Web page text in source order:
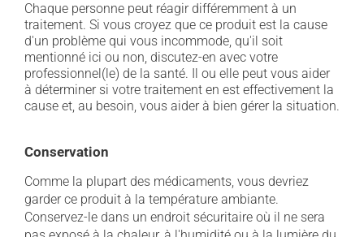
Chaque personne peut réagir différemment à un
traitement. Si vous croyez que ce produit est la cause
d'un problème qui vous incommode, qu'il soit
mentionné ici ou non, discutez-en avec votre
professionnel(le) de la santé. Il ou elle peut vous aider
à déterminer si votre traitement en est effectivement la
cause et, au besoin, vous aider à bien gérer la situation.
Conservation
Comme la plupart des médicaments, vous devriez
garder ce produit à la température ambiante.
Conservez-le dans un endroit sécuritaire où il ne sera